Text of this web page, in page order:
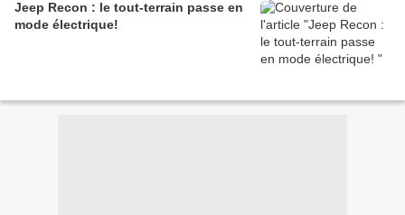
Jeep Recon : le tout-terrain passe en
mode électrique!